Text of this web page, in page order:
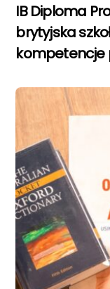
IB Diploma
brytyjska
kompetencje